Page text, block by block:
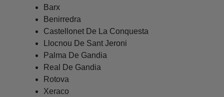
Barx
Benirredra
Castellonet De La Conquesta
Llocnou De Sant Jeroni
Palma De Gandia
Real De Gandia
Rotova
Xeraco